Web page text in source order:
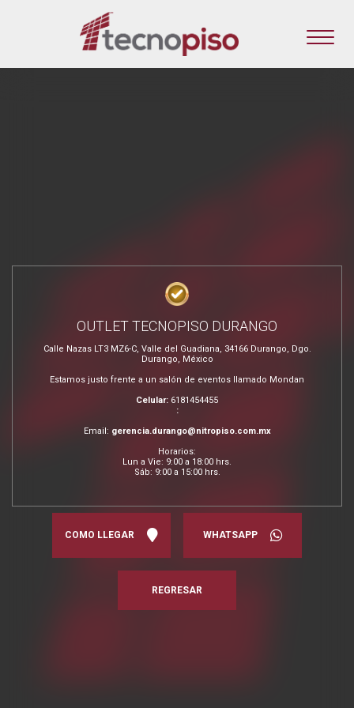
OUTLET TECNOPISO DURANGO
Calle Nazas LT3 MZ6-C, Valle del Guadiana, 34166 Durango, Dgo.
Durango, México
Estamos justo frente a un salón de eventos llamado Mondan
Celular: 6181454455
:
Email: gerencia.durango@nitropiso.com.mx
Horarios:
Lun a Vie: 9:00 a 18:00 hrs.
Sáb: 9:00 a 15:00 hrs.
COMO LLEGAR WHATSAPP
REGRESAR